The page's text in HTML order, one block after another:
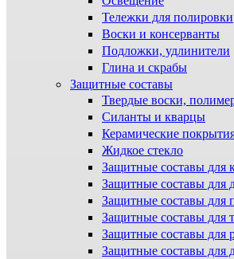
Тележки для полировки
Воски и консерванты
Подложки, удлинители
Глина и скрабы
Защитные составы
Твердые воски,
Силанты и кварцы
Керамические
Жидкое стекло
Защитные составы для
Защитные составы для
Защитные составы для
Защитные составы для
Защитные составы для
Защитные составы для